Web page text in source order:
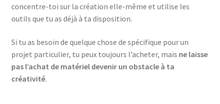
concentre-toi sur la création elle-même et utilise les
outils que tu as déjà à ta disposition.
Si tu as besoin de quelque chose de spécifique pour un
projet particulier, tu peux toujours l’acheter, mais ne laisse
pas l’achat de matériel devenir un obstacle à ta
créativité.